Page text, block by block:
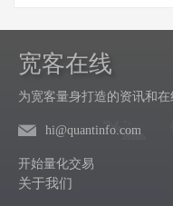
宽客在线
为宽客量身打造的资讯和
hi@quantinfo.com
开始量化交易
关于我们